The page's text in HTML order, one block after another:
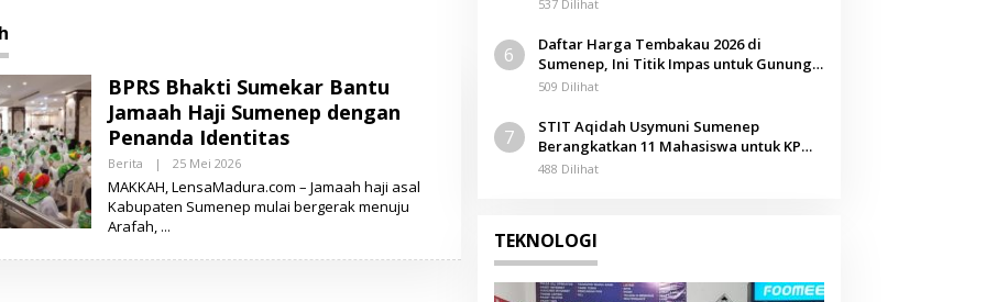
BPRS Bhakti Sumekar Bantu
Jamaah Haji Sumenep dengan
Penanda Identitas
Berita | 25 Mei 2026O
L
E
H
MAKKAH, LensaMadura.com – Jamaah haji asal
Kabupaten Sumenep mulai bergerak menuju
Arafah,
537 Dilihat
6
Daftar Harga Tembakau 2026 di
Sumenep, Ini Titik Impas untuk Gunung,
Tegal, dan Sawah
509 Dilihat
7
STIT Aqidah Usymuni Sumenep
Berangkatkan 11 Mahasiswa untuk KPM
Internasional di Malaysia
488 Dilihat
TEKNOLOGI